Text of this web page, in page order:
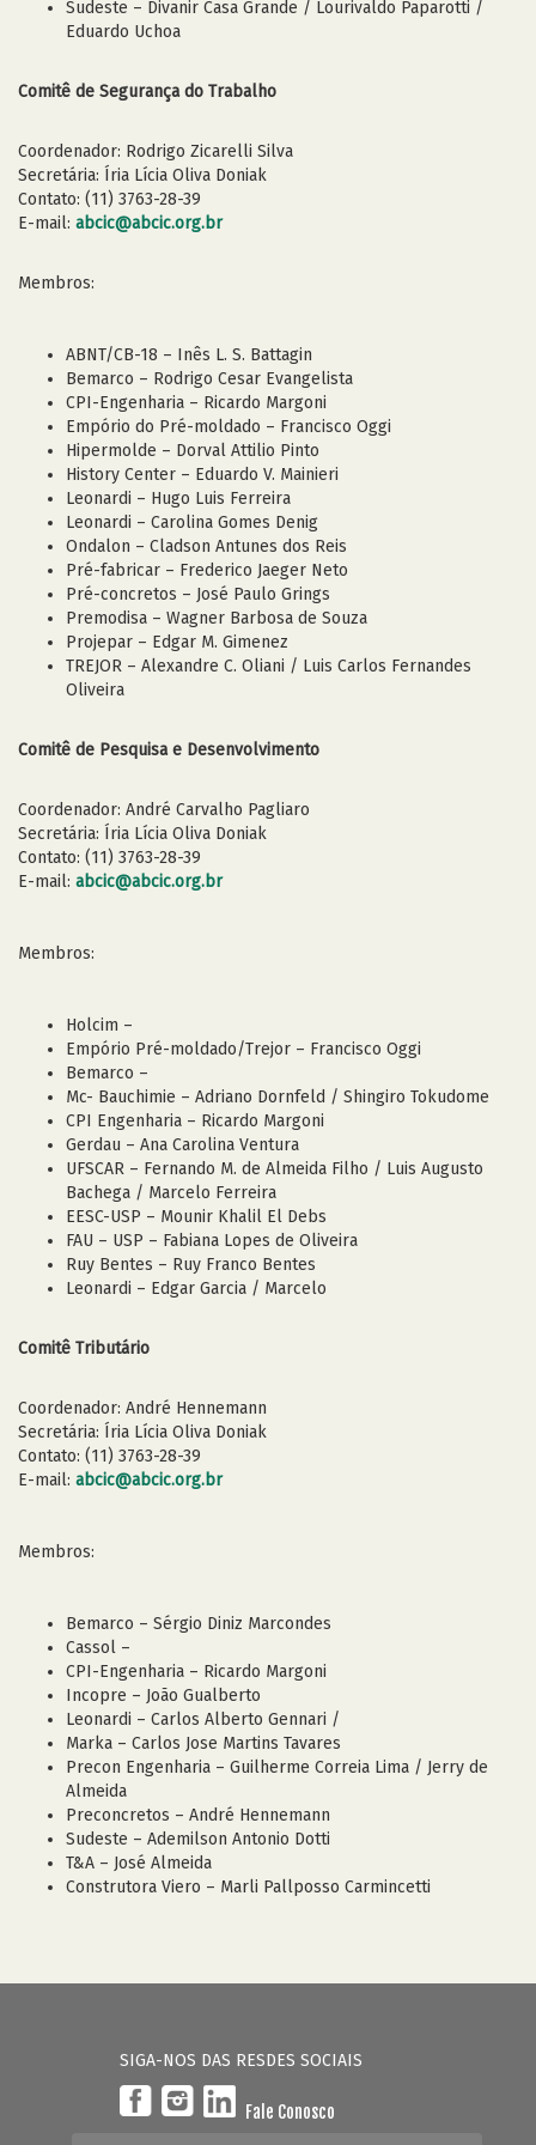
Sudeste – Divanir Casa Grande / Lourivaldo Paparotti /
Eduardo Uchoa
Comitê de Segurança do Trabalho
Coordenador: Rodrigo Zicarelli Silva
Secretária: Íria Lícia Oliva Doniak
Contato: (11) 3763-28-39
E-mail: abcic@abcic.org.br
Membros:
ABNT/CB-18 – Inês L. S. Battagin
Bemarco – Rodrigo Cesar Evangelista
CPI-Engenharia – Ricardo Margoni
Empório do Pré-moldado – Francisco Oggi
Hipermolde – Dorval Attilio Pinto
History Center – Eduardo V. Mainieri
Leonardi – Hugo Luis Ferreira
Leonardi – Carolina Gomes Denig
Ondalon – Cladson Antunes dos Reis
Pré-fabricar – Frederico Jaeger Neto
Pré-concretos – José Paulo Grings
Premodisa – Wagner Barbosa de Souza
Projepar – Edgar M. Gimenez
TREJOR – Alexandre C. Oliani / Luis Carlos Fernandes
Oliveira
Comitê de Pesquisa e Desenvolvimento
Coordenador: André Carvalho Pagliaro
Secretária: Íria Lícia Oliva Doniak
Contato: (11) 3763-28-39
E-mail: abcic@abcic.org.br
Membros:
Holcim –
Empório Pré-moldado/Trejor – Francisco Oggi
Bemarco –
Mc- Bauchimie – Adriano Dornfeld / Shingiro Tokudome
CPI Engenharia – Ricardo Margoni
Gerdau – Ana Carolina Ventura
UFSCAR – Fernando M. de Almeida Filho / Luis Augusto
Bachega / Marcelo Ferreira
EESC-USP – Mounir Khalil El Debs
FAU – USP – Fabiana Lopes de Oliveira
Ruy Bentes – Ruy Franco Bentes
Leonardi – Edgar Garcia / Marcelo
Comitê Tributário
Coordenador: André Hennemann
Secretária: Íria Lícia Oliva Doniak
Contato: (11) 3763-28-39
E-mail: abcic@abcic.org.br
Membros:
Bemarco – Sérgio Diniz Marcondes
Cassol –
CPI-Engenharia – Ricardo Margoni
Incopre – João Gualberto
Leonardi – Carlos Alberto Gennari /
Marka – Carlos Jose Martins Tavares
Precon Engenharia – Guilherme Correia Lima / Jerry de
Almeida
Preconcretos – André Hennemann
Sudeste – Ademilson Antonio Dotti
T&A – José Almeida
Construtora Viero – Marli Pallposso Carmincetti
SIGA-NOS DAS RESDES SOCIAIS
Fale Conosco